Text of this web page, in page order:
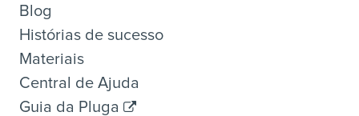
Blog
Histórias de sucesso
Materiais
Central de Ajuda
Guia da Pluga